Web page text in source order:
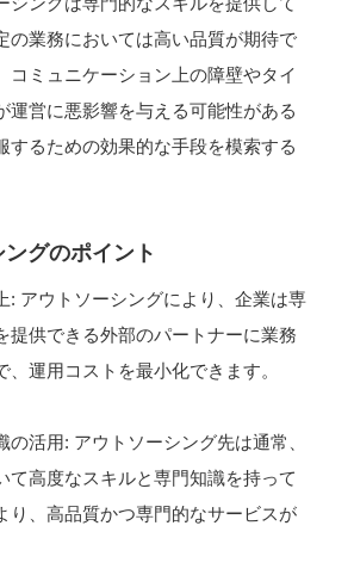
の業務においては高い品質が期待で
コミュニケーション上の障壁やタイ
運営に悪影響を与える可能性がある
するための効果的な手段を模索する
グのポイント
: アウトソーシングにより、企業は専
提供できる外部のパートナーに業務
、運用コストを最小化できます。
の活用: アウトソーシング先は通常、
て高度なスキルと専門知識を持って
り、高品質かつ専門的なサービスが